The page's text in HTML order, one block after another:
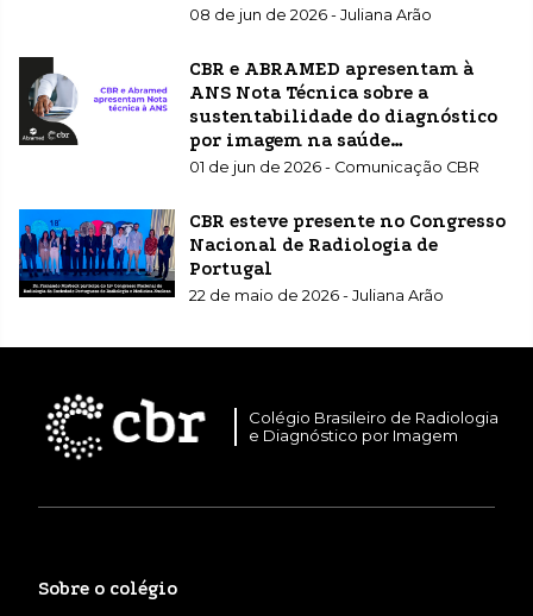
08 de jun de 2026 - Juliana Arão
CBR e ABRAMED apresentam à
ANS Nota Técnica sobre a
sustentabilidade do diagnóstico
por imagem na saúde
suplementar
01 de jun de 2026 - Comunicação CBR
CBR esteve presente no Congresso
Nacional de Radiologia de
Portugal
22 de maio de 2026 - Juliana Arão
Colégio Brasileiro de Radiologia
e Diagnóstico por Imagem
Sobre o colégio